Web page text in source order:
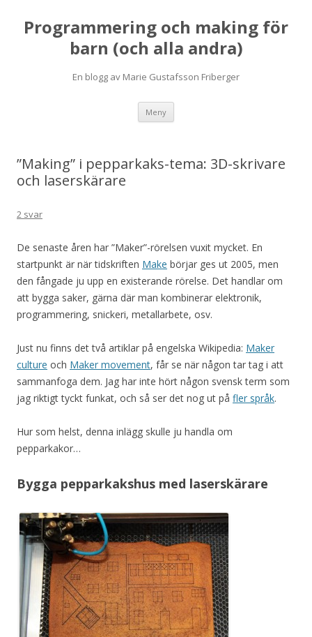
Programmering och making för
barn (och alla andra)
En blogg av Marie Gustafsson Friberger
Meny
”Making” i pepparkaks-tema: 3D-skrivare
och laserskärare
2 svar
De senaste åren har ”Maker”-rörelsen vuxit mycket. En
startpunkt är när tidskriften Make börjar ges ut 2005, men
den fångade ju upp en existerande rörelse. Det handlar om
att bygga saker, gärna där man kombinerar elektronik,
programmering, snickeri, metallarbete, osv.
Just nu finns det två artiklar på engelska Wikipedia: Maker
culture och Maker movement, får se när någon tar tag i att
sammanfoga dem. Jag har inte hört någon svensk term som
jag riktigt tyckt funkat, och så ser det nog ut på fler språk.
Hur som helst, denna inlägg skulle ju handla om
pepparkakor…
Bygga pepparkakshus med laserskärare